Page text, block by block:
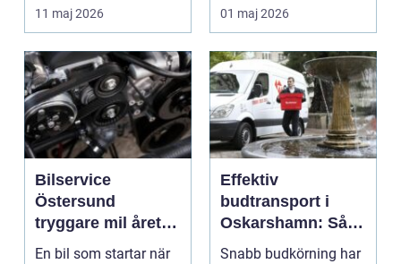
styrning och accelera...
11 maj 2026
bilägares drömscen...
01 maj 2026
Bilservice
Östersund
tryggare mil året
runt
En bil som startar när
Effektiv
budtransport i
Oskarshamn: Så
väljer företag och
Snabb budkörning har